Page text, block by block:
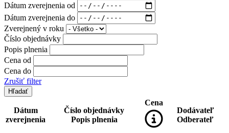
Dátum zverejnenia od
Dátum zverejnenia do
Zverejnený v roku
Číslo objednávky
Popis plnenia
Cena od
Cena do
Zrušiť filter
Dátum
zverejnenia
Číslo objednávky
Popis plnenia
Cena
Dodávateľ
Odberateľ